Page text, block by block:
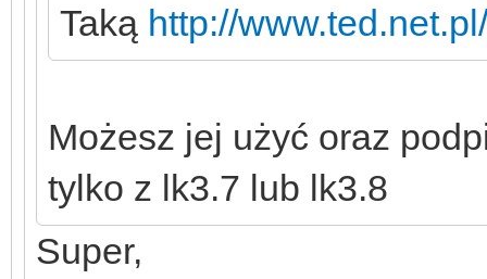
Taką http://
Możesz jej użyć oraz
tylko z lk3.7 lub lk3.8
Super,